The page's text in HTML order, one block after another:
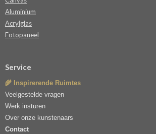
Aluminium
Acrylglas
Fotopaneel
Service
🌾 Inspirerende Ruimtes
Veelgestelde vragen
Werk insturen
Over onze kunstenaars
Contact